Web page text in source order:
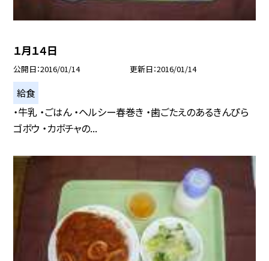
１月１４日
公開日 2016/01/14 更新日 2016/01/14
給食
・牛乳 ・ごはん ・ヘルシー春巻き ・歯ごたえのあるきんぴら
ゴボウ ・カボチャの...